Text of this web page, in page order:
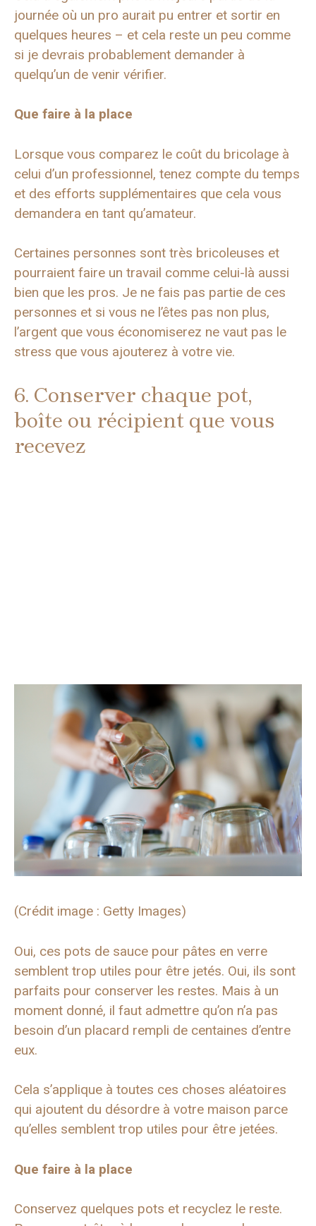
journée où un pro aurait pu entrer et sortir en
quelques heures – et cela reste un peu comme
si je devrais probablement demander à
quelqu’un de venir vérifier.
Que faire à la place
Lorsque vous comparez le coût du bricolage à
celui d’un professionnel, tenez compte du temps
et des efforts supplémentaires que cela vous
demandera en tant qu’amateur.
Certaines personnes sont très bricoleuses et
pourraient faire un travail comme celui-là aussi
bien que les pros. Je ne fais pas partie de ces
personnes et si vous ne l’êtes pas non plus,
l’argent que vous économiserez ne vaut pas le
stress que vous ajouterez à votre vie.
6. Conserver chaque pot,
boîte ou récipient que vous
recevez
(Crédit image : Getty Images)
Oui, ces pots de sauce pour pâtes en verre
semblent trop utiles pour être jetés. Oui, ils sont
parfaits pour conserver les restes. Mais à un
moment donné, il faut admettre qu’on n’a pas
besoin d’un placard rempli de centaines d’entre
eux.
Cela s’applique à toutes ces choses aléatoires
qui ajoutent du désordre à votre maison parce
qu’elles semblent trop utiles pour être jetées.
Que faire à la place
Conservez quelques pots et recyclez le reste.